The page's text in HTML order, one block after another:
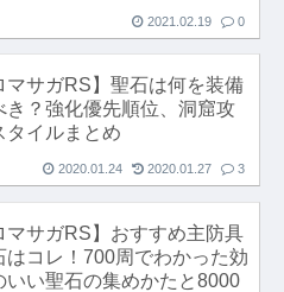
2021.02.19 0
マサガRS】聖石は何を装備
き？強化優先順位、洞窟攻
タイルまとめ
2020.01.24 2020.01.27 3
マサガRS】おすすめ主防具
はコレ！700周でわかった効
いい聖石の集めかたと8000